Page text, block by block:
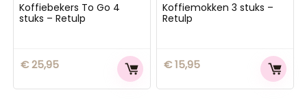
Koffiebekers To Go 4
stuks – Retulp
€25,95
Koffiemokken 3 stuks –
Retulp
€15,95